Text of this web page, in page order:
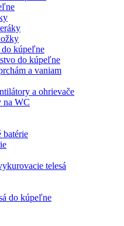
do kúpeľne
do kúpeľne
a vaniam
a ohrievače
na WC
telesá
do kúpeľne